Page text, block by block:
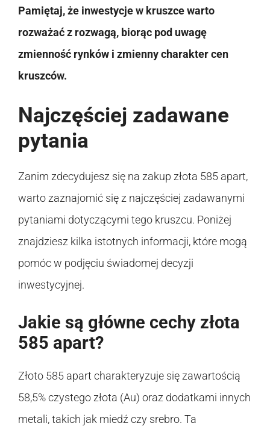
Pamiętaj, że inwestycje w kruszce warto
rozważać z rozwagą, biorąc pod uwagę
zmienność rynków i zmienny charakter cen
kruszców.
Najczęściej zadawane
pytania
Zanim zdecydujesz się na zakup złota 585 apart,
warto zaznajomić się z najczęściej zadawanymi
pytaniami dotyczącymi tego kruszcu. Poniżej
znajdziesz kilka istotnych informacji, które mogą
pomóc w podjęciu świadomej decyzji
inwestycyjnej.
Jakie są główne cechy złota
585 apart?
Złoto 585 apart charakteryzuje się zawartością
58,5% czystego złota (Au) oraz dodatkami innych
metali, takich jak miedź czy srebro. Ta